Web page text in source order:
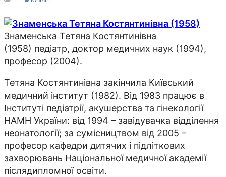
Знаменська Тетяна Костянтинівна
(1958) педіатр, доктор медичних наук (1994),
професор (2004).
Тетяна Костянтинівна закінчила Київський
медичний інститут (1982). Від 1983 працює в
Інституті педіатрії, акушерства та гінекології
НАМН України: від 1994 – завідувачка відділення
неонатології; за сумісництвом від 2005 –
професор кафедри дитячих і підліткових
захворювань Національної медичної академії
післядипломної освіти.